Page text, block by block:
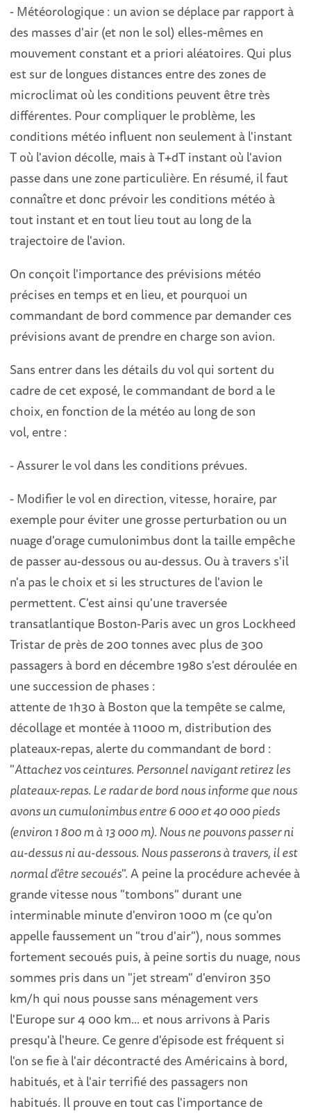
- Météorologique : un avion se déplace par rapport à
des masses d'air (et non le sol) elles-mêmes en
mouvement constant et a priori aléatoires. Qui plus
est sur de longues distances entre des zones de
microclimat où les conditions peuvent être très
différentes. Pour compliquer le problème, les
conditions météo influent non seulement à l'instant
T où l'avion décolle, mais à T+dT instant où l'avion
passe dans une zone particulière. En résumé, il faut
connaître et donc prévoir les conditions météo à
tout instant et en tout lieu tout au long de la
trajectoire de l'avion.
On conçoit l'importance des prévisions météo
précises en temps et en lieu, et pourquoi un
commandant de bord commence par demander ces
prévisions avant de prendre en charge son avion.
Sans entrer dans les détails du vol qui sortent du
cadre de cet exposé, le commandant de bord a le
choix, en fonction de la météo au long de son
vol, entre :
- Assurer le vol dans les conditions prévues.
- Modifier le vol en direction, vitesse, horaire, par
exemple pour éviter une grosse perturbation ou un
nuage d'orage cumulonimbus dont la taille empêche
de passer au-dessous ou au-dessus. Ou à travers s'il
n'a pas le choix et si les structures de l'avion le
permettent. C'est ainsi qu'une traversée
transatlantique Boston-Paris avec un gros Lockheed
Tristar de près de 200 tonnes avec plus de 300
passagers à bord en décembre 1980 s'est déroulée en
une succession de phases :
attente de 1h30 à Boston que la tempête se calme,
décollage et montée à 11000 m, distribution des
plateaux-repas, alerte du commandant de bord :
"Attachez vos ceintures. Personnel navigant retirez les
plateaux-repas. Le radar de bord nous informe que nous
avons un cumulonimbus entre 6 000 et 40 000 pieds
(environ 1 800 m à 13 000 m). Nous ne pouvons passer ni
au-dessus ni au-dessous. Nous passerons à travers, il est
normal d'être secoués". A peine la procédure achevée à
grande vitesse nous "tombons" durant une
interminable minute d'environ 1000 m (ce qu'on
appelle faussement un "trou d'air"), nous sommes
fortement secoués puis, à peine sortis du nuage, nous
sommes pris dans un "jet stream" d'environ 350
km/h qui nous pousse sans ménagement vers
l'Europe sur 4 000 km... et nous arrivons à Paris
presqu'à l'heure. Ce genre d'épisode est fréquent si
l'on se fie à l'air décontracté des Américains à bord,
habitués, et à l'air terrifié des passagers non
habitués. Il prouve en tout cas l'importance de